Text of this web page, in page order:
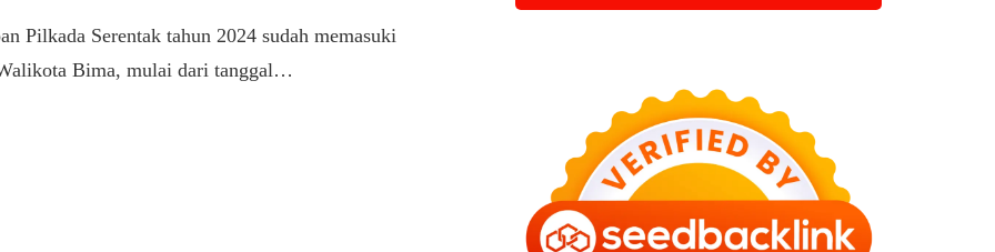
Serentak tahun 2024 sudah memasuki
Bima, mulai dari tanggal…